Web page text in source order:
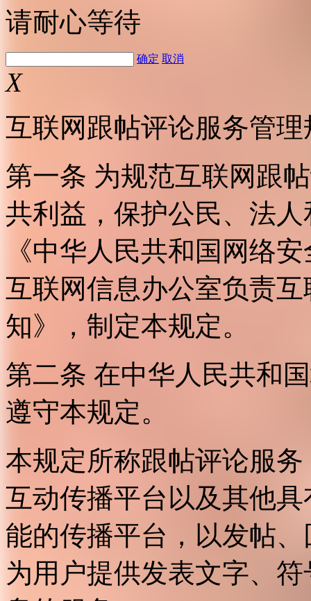
请耐心等待
确定 取消
X
互联网跟帖评论服务管理
第一条 为规范互联网跟
共利益，保护公民、法
《中华人民共和国网络
互联网信息办公室负责
知》，制定本规定。
第二条 在中华人民共和
遵守本规定。
本规定所称跟帖评论服
互动传播平台以及其他
能的传播平台，以发帖
为用户提供发表文字、